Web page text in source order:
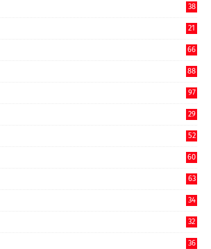
38
21
66
88
97
29
52
60
63
34
32
36